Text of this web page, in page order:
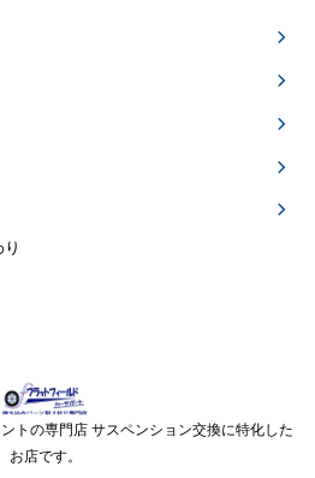
トの専門店 サスペンション交換に特化した
お店です。